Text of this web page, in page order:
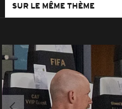
SUR LE MÊME THÈME